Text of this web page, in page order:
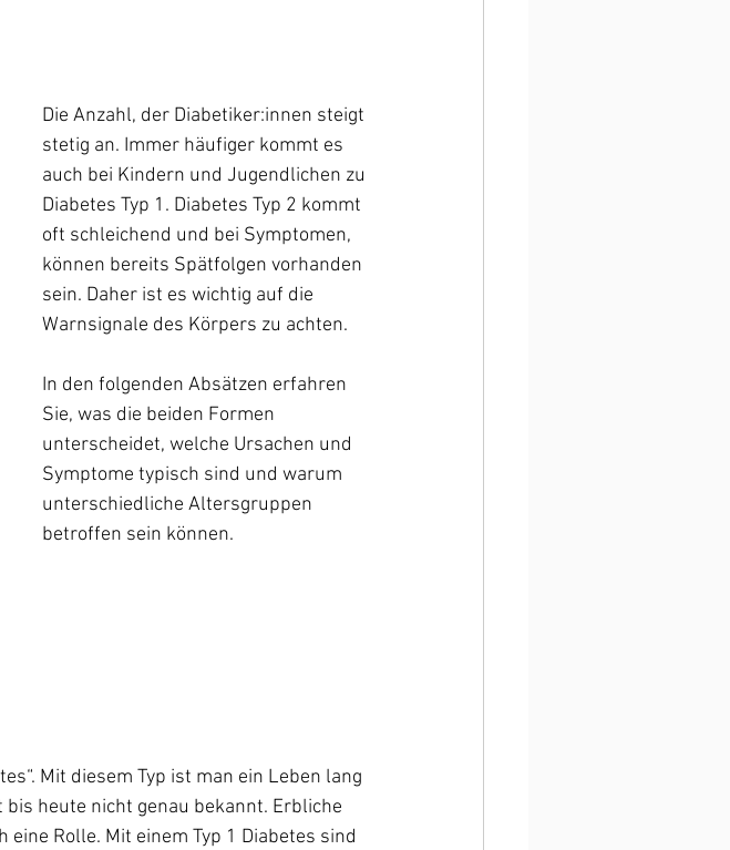
Die Anzahl, der Diabetiker:innen steigt
stetig an. Immer häufiger kommt es
auch bei Kindern und Jugendlichen zu
Diabetes Typ 1. Diabetes Typ 2 kommt
oft schleichend und bei Symptomen,
können bereits Spätfolgen vorhanden
sein. Daher ist es wichtig auf die
Warnsignale des Körpers zu achten.
In den folgenden Absätzen erfahren
Sie, was die beiden Formen
unterscheidet, welche Ursachen und
Symptome typisch sind und warum
unterschiedliche Altersgruppen
betroffen sein können.
Mit diesem Typ ist man ein Leben lang
heute nicht genau bekannt. Erbliche
Rolle. Mit einem Typ 1 Diabetes sind